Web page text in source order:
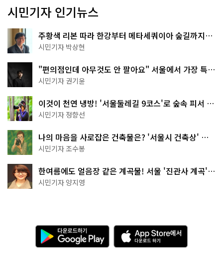
시민기자 인기뉴스
주황색 리본 따라 한강부터 메타세쿼이아 숲길까지…
서울둘레길 15코스
시민기자 박상현
"편의점인데 아무것도 안 팔아요" 서울에서 가장 특별
한 편의점의 정체
시민기자 권기윤
이것이 천연 냉방! '서울둘레길 9코스'로 숲속 피서 떠
나볼까
시민기자 정향선
나의 마음을 사로잡은 건축물은? '서울시 건축상' 수
상작 공개!
시민기자 조수봉
한여름에도 얼음장 같은 계곡물! 서울 '진관사 계곡'이
천국이네~
시민기자 양지영
다
운
로
A
p
p